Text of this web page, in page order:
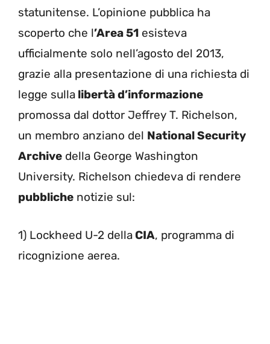
statunitense. L’opinione pubblica ha
scoperto che l’Area 51 esisteva
ufficialmente solo nell’agosto del 2013,
grazie alla presentazione di una richiesta di
legge sulla libertà d’informazione
promossa dal dottor Jeffrey T. Richelson,
un membro anziano del National Security
Archive della George Washington
University. Richelson chiedeva di rendere
pubbliche notizie sul:
1) Lockheed U-2 dellaCIA, programma di
ricognizione aerea.